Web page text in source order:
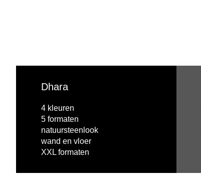
Dhara
4 kleuren
5 formaten
natuursteenlook
wand en vloer
XXL formaten